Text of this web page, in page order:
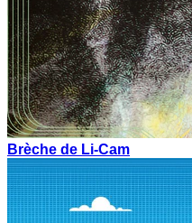
Brèche de Li-Cam